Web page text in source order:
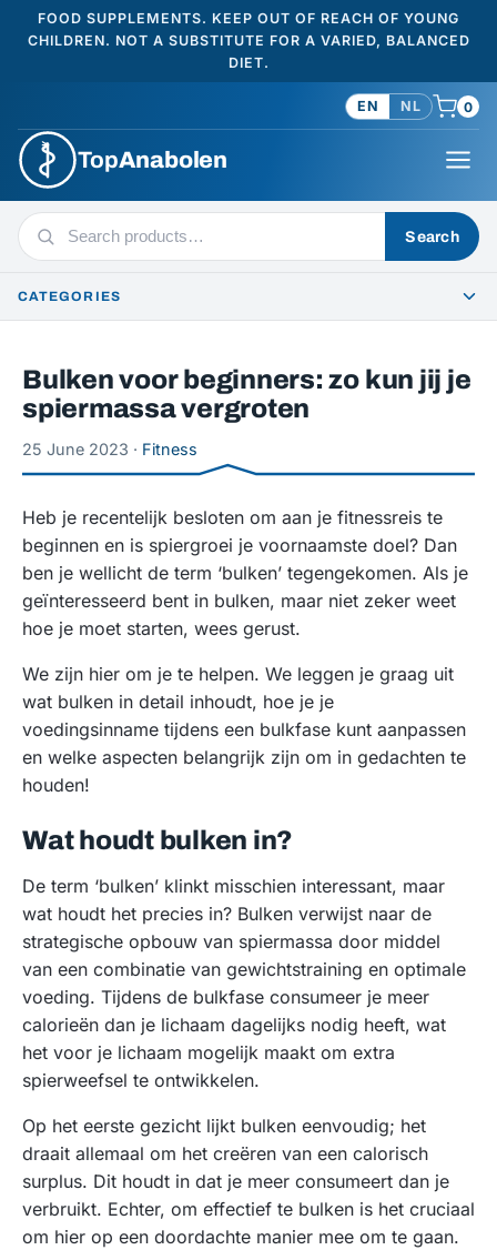
FOOD SUPPLEMENTS. KEEP OUT OF REACH OF YOUNG
CHILDREN. NOT A SUBSTITUTE FOR A VARIED, BALANCED
DIET.
TopAnabolen
EN NL 0
Search
products
Search
CATEGORIES
Bulken voor beginners: zo kun jij je
spiermassa vergroten
25 June 2023 · Fitness
Heb je recentelijk besloten om aan je fitnessreis te
beginnen en is spiergroei je voornaamste doel? Dan
ben je wellicht de term ‘bulken’ tegengekomen. Als je
geïnteresseerd bent in bulken, maar niet zeker weet
hoe je moet starten, wees gerust.
We zijn hier om je te helpen. We leggen je graag uit
wat bulken in detail inhoudt, hoe je je
voedingsinname tijdens een bulkfase kunt aanpassen
en welke aspecten belangrijk zijn om in gedachten te
houden!
Wat houdt bulken in?
De term ‘bulken’ klinkt misschien interessant, maar
wat houdt het precies in? Bulken verwijst naar de
strategische opbouw van spiermassa door middel
van een combinatie van gewichtstraining en optimale
voeding. Tijdens de bulkfase consumeer je meer
calorieën dan je lichaam dagelijks nodig heeft, wat
het voor je lichaam mogelijk maakt om extra
spierweefsel te ontwikkelen.
Op het eerste gezicht lijkt bulken eenvoudig; het
draait allemaal om het creëren van een calorisch
surplus. Dit houdt in dat je meer consumeert dan je
verbruikt. Echter, om effectief te bulken is het cruciaal
om hier op een doordachte manier mee om te gaan.